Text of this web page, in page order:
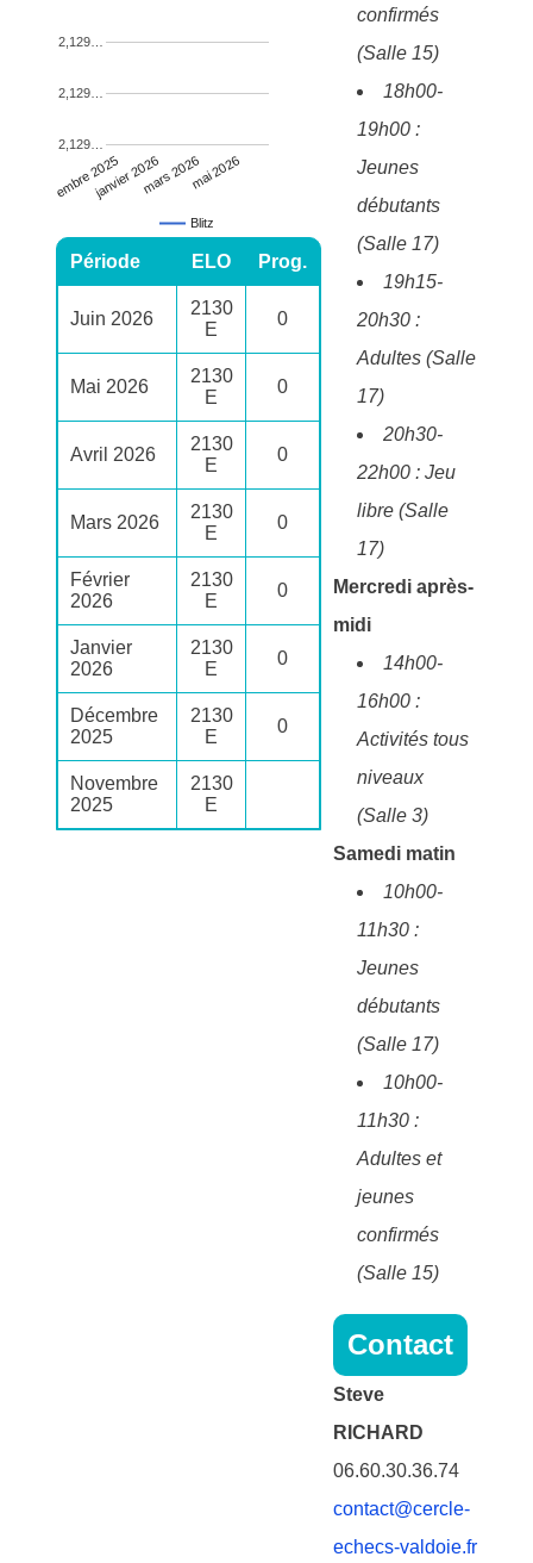
Blitz
novembre 2025janvier 2026mars 2026mai 2026
2,129…
2,129…
2,129…
Période ELO Prog.
Juin 2026
2130
E
0
Mai 2026
2130
E
0
Avril 2026
2130
E
0
Mars 2026
2130
E
0
Février
2026
2130
E
0
Janvier
2026
2130
E
0
Décembre
2025
2130
E
0
Novembre
2025
2130
E
confirmés
(Salle 15)
18h00-
19h00 :
Jeunes
débutants
(Salle 17)
19h15-
20h30 :
Adultes (Salle
17)
20h30-
22h00 : Jeu
libre (Salle
17)
Mercredi après-
midi
14h00-
16h00 :
Activités tous
niveaux
(Salle 3)
Samedi matin
10h00-
11h30 :
Jeunes
débutants
(Salle 17)
10h00-
11h30 :
Adultes et
jeunes
confirmés
(Salle 15)
Contact
Steve
RICHARD
06.60.30.36.74
contact@cercle-
echecs-valdoie.fr